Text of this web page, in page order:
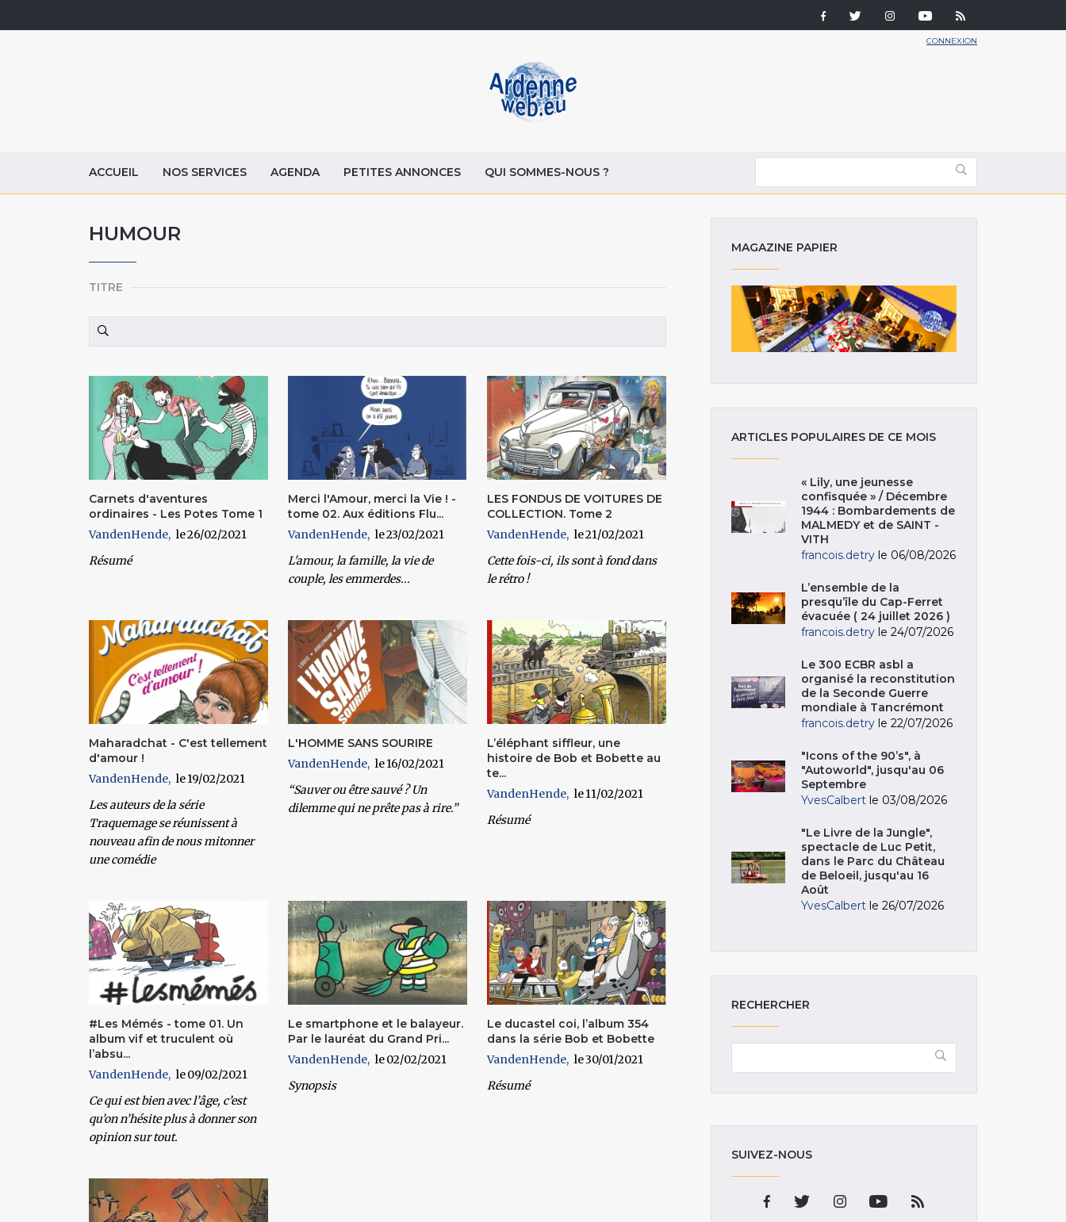
CONNEXION
ACCUEIL NOS SERVICES AGENDA PETITES ANNONCES QUI SOMMES-NOUS ?
HUMOUR
TITRE
Carnets d'aventures
ordinaires - Les Potes Tome 1
VandenHende
26/02/2021
Résumé
Merci l'Amour, merci la Vie ! -
tome 02. Aux éditions Flu...
VandenHende
23/02/2021
L'amour, la famille, la vie de
couple, les emmerdes...
LES FONDUS DE VOITURES DE
COLLECTION. Tome 2
VandenHende
21/02/2021
Cette fois-ci, ils sont à fond dans
le rétro !
Maharadchat - C'est tellement
d'amour !
VandenHende
19/02/2021
Les auteurs de la série
Traquemage se réunissent à
nouveau afin de nous mitonner
une comédie
L'HOMME SANS SOURIRE
VandenHende
16/02/2021
“Sauver ou être sauvé ? Un
dilemme qui ne prête pas à rire.”
L’éléphant siffleur, une
histoire de Bob et Bobette au
te...
VandenHende
11/02/2021
Résumé
#Les Mémés - tome 01. Un
album vif et truculent où
l’absu...
VandenHende
09/02/2021
Ce qui est bien avec l’âge, c’est
qu’on n’hésite plus à donner son
opinion sur tout.
Le smartphone et le balayeur.
Par le lauréat du Grand Pri...
VandenHende
02/02/2021
Synopsis
Le ducastel coi, l’album 354
dans la série Bob et Bobette
VandenHende
30/01/2021
Résumé
Pages
MAGAZINE PAPIER
ARTICLES POPULAIRES DE CE MOIS
« Lily, une jeunesse
confisquée » / Décembre
1944 : Bombardements de
MALMEDY et de SAINT -
VITH
francois.detry le 06/08/2026
L’ensemble de la
presqu’île du Cap-Ferret
évacuée ( 24 juillet 2026 )
francois.detry le 24/07/2026
Le 300 ECBR asbl a
organisé la reconstitution
de la Seconde Guerre
mondiale à Tancrémont
francois.detry le 22/07/2026
"Icons of the 90’s", à
"Autoworld", jusqu'au 06
Septembre
YvesCalbert le 03/08/2026
"Le Livre de la Jungle",
spectacle de Luc Petit,
dans le Parc du Château
de Beloeil, jusqu'au 16
Août
YvesCalbert le 26/07/2026
RECHERCHER
SUIVEZ-NOUS